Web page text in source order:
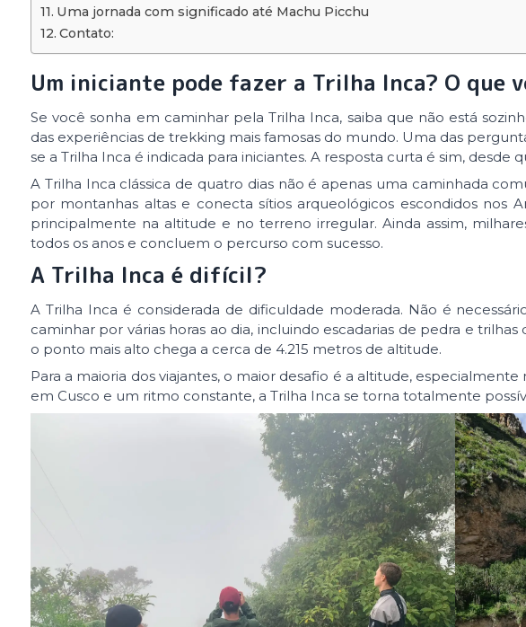
Uma jornada com significado até Machu Picchu
Contato:
Um iniciante pode fazer a Trilha Inca? O que
Se você sonha em caminhar pela Trilha Inca, saiba que não está
das experiências de trekking mais famosas do mundo. Uma das
se a Trilha Inca é indicada para iniciantes. A resposta curta é sim, desde
A Trilha Inca clássica de quatro dias não é apenas uma caminhada
por montanhas altas e conecta sítios arqueológicos escondidos nos
principalmente na altitude e no terreno irregular. Ainda assim,
todos os anos e concluem o percurso com sucesso.
A Trilha Inca é difícil?
A Trilha Inca é considerada de dificuldade moderada. Não é
caminhar por várias horas ao dia, incluindo escadarias de pedra e
o ponto mais alto chega a cerca de 4.215 metros de altitude.
Para a maioria dos viajantes, o maior desafio é a altitude,
em Cusco e um ritmo constante, a Trilha Inca se torna totalmente